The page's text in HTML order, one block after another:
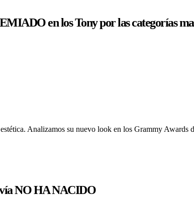
en los Tony por las categorías
Analizamos su nuevo look en los Grammy Awards
NO HA NACIDO